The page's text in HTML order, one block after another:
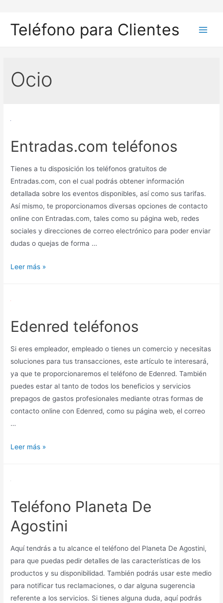
contenido
Teléfono para Clientes
Ocio
Entradas.com teléfonos
Tienes a tu disposición los teléfonos gratuitos de
Entradas.com, con el cual podrás obtener información
detallada sobre los eventos disponibles, así como sus tarifas.
Así mismo, te proporcionamos diversas opciones de contacto
online con Entradas.com, tales como su página web, redes
sociales y direcciones de correo electrónico para poder enviar
dudas o quejas de forma …
Entradas.com
Leer más »
Edenred teléfonos
Si eres empleador, empleado o tienes un comercio y necesitas
soluciones para tus transacciones, este artículo te interesará,
ya que te proporcionaremos el teléfono de Edenred. También
puedes estar al tanto de todos los beneficios y servicios
prepagos de gastos profesionales mediante otras formas de
contacto online con Edenred, como su página web, el correo
…
Edenred
Leer más »
Teléfono Planeta De
Agostini
Aquí tendrás a tu alcance el teléfono del Planeta De Agostini,
para que puedas pedir detalles de las características de los
productos y su disponibilidad. También podrás usar este medio
para notificar tus reclamaciones, o dar alguna sugerencia
referente a los servicios. Si tienes alguna duda, aquí podrás